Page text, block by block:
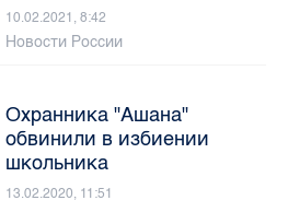
10.02.2021, 8:42
Новости России
Охранника "Ашана"
обвинили в избиении
школьника
13.02.2020, 11:51